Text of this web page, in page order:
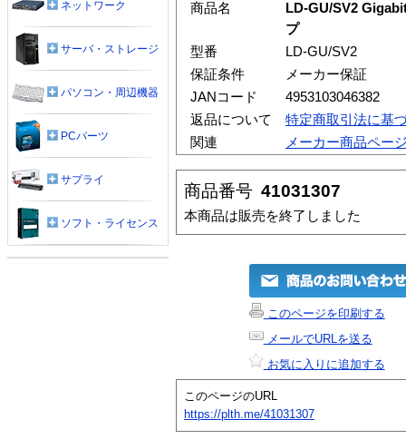
商品名
LD-GU/SV2
プ
型番
LD-GU/SV2
保証条件
メーカー保証
JANコード
4953103046382
返品について
特定商取引法に基
関連
メーカー商品ペー
商品番号 41031307
本商品は販売を終了しました
このページを印刷する
メールでURLを送る
お気に入りに追加する
このページのURL
https://plth.me/41031307
ネットワーク
サーバ・ストレージ
パソコン・周辺機器
PCパーツ
サプライ
ソフト・ライセンス